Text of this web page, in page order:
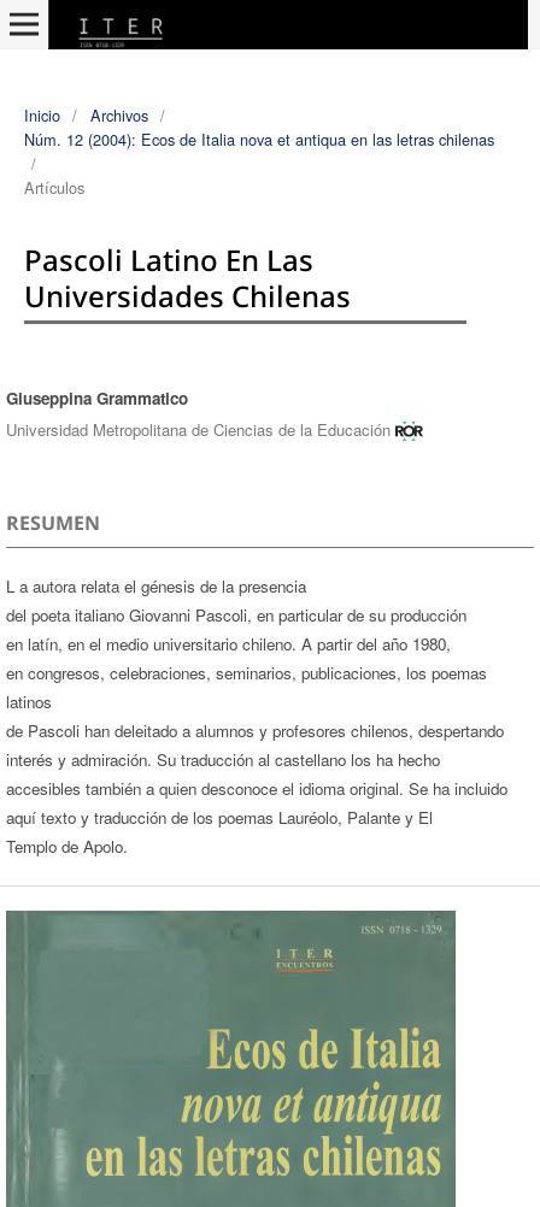
Inicio / Archivos /
Núm. 12 (2004): Ecos de Italia nova et antiqua en las letras chilenas
/
Artículos
Pascoli Latino En Las
Universidades Chilenas
Autores/as
Giuseppina Grammatico
Universidad Metropolitana de Ciencias de la Educación
RESUMEN
L a autora relata el génesis de la presencia
del poeta italiano Giovanni Pascoli, en particular de su producción
en latín, en el medio universitario chileno. A partir del año 1980,
en congresos, celebraciones, seminarios, publicaciones, los poemas
latinos
de Pascoli han deleitado a alumnos y profesores chilenos, despertando
interés y admiración. Su traducción al castellano los ha hecho
accesibles también a quien desconoce el idioma original. Se ha incluido
aquí texto y traducción de los poemas Lauréolo, Palante y El
Templo de Apolo.